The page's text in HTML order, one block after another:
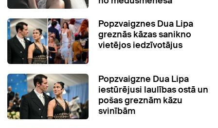
Popzvaigznes Dua Lipa
greznās kāzas sanikno
vietējos iedzīvotājus
Popzvaigzne Dua Lipa
iestūrējusi laulības ostā un
pošas greznām kāzu
svinībām